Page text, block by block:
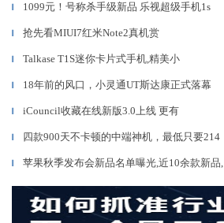
▎ 1099元！号称杀手级新品 乐视超级手机1s
▎ 抢先看MIUI7红米Note2真机赏
▎ Talkase T1S迷你卡片式手机,精美小
▎ 18年前的风口，小灵通UT斯达康正式落幕
▎ iCouncil收藏在线新版3.0上线 更有
▎ 四款900天不卡顿的中端神机，最低只要214
▎ 苹果秋季发布会新品名单曝光,近10余款新品,